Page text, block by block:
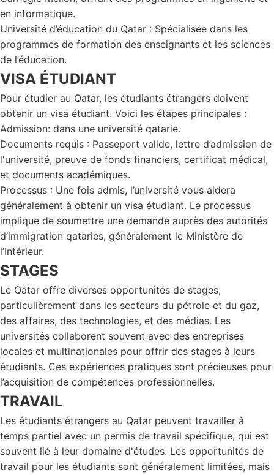
en informatique.
Université d’éducation du Qatar : Spécialisée dans les
programmes de formation des enseignants et les sciences
de l’éducation.
VISA ÉTUDIANT
Pour étudier au Qatar, les étudiants étrangers doivent
obtenir un visa étudiant. Voici les étapes principales :
Admission: dans une université qatarie.
Documents requis : Passeport valide, lettre d’admission de
l'université, preuve de fonds financiers, certificat médical,
et documents académiques.
Processus : Une fois admis, l’université vous aidera
généralement à obtenir un visa étudiant. Le processus
implique de soumettre une demande auprès des autorités
d’immigration qataries, généralement le Ministère de
l’Intérieur.
STAGES
Le Qatar offre diverses opportunités de stages,
particulièrement dans les secteurs du pétrole et du gaz,
des affaires, des technologies, et des médias. Les
universités collaborent souvent avec des entreprises
locales et multinationales pour offrir des stages à leurs
étudiants. Ces expériences pratiques sont précieuses pour
l’acquisition de compétences professionnelles.
TRAVAIL
Les étudiants étrangers au Qatar peuvent travailler à
temps partiel avec un permis de travail spécifique, qui est
souvent lié à leur domaine d'études. Les opportunités de
travail pour les étudiants sont généralement limitées, mais